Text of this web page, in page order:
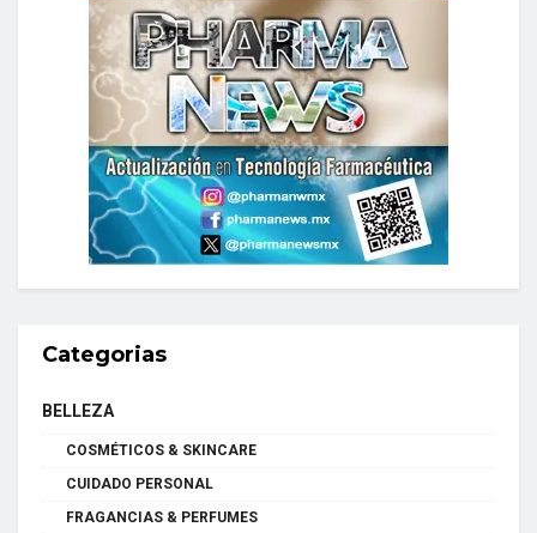
Categorias
BELLEZA
COSMÉTICOS & SKINCARE
CUIDADO PERSONAL
FRAGANCIAS & PERFUMES